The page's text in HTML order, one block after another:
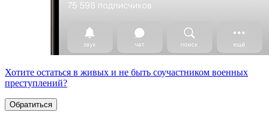
Хотите остаться в живых и не быть соучастником военных
преступлений?
Обратиться